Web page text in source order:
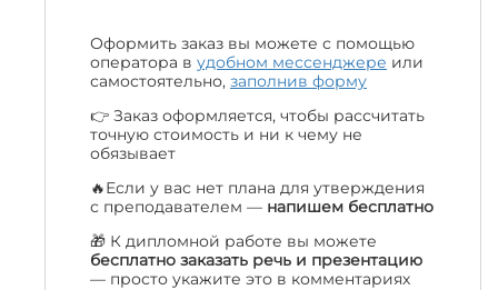
Оформить заказ вы можете с помощью
оператора в удобном мессенджере или
самостоятельно, заполнив форму
👉 Заказ оформляется, чтобы рассчитать
точную стоимость и ни к чему не
обязывает
🔥Если у вас нет плана для утверждения
с преподавателем — напишем бесплатно
🎁 К дипломной работе вы можете
бесплатно заказать речь и презентацию
— просто укажите это в комментариях